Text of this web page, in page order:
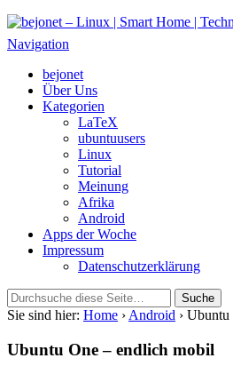
bejonet – Linux | Smart Home | Technik
Das Blog über Technik, Linux und
Navigation
bejonet
Über Uns
Kategorien
LaTeX
ubuntuusers
Linux
Tutorial
Meinung
Afrika
Android
Apps der Woche
Impressum
Datenschutzerklärung
Sie sind hier: Home › Android ›
Ubuntu One – endlich mobil